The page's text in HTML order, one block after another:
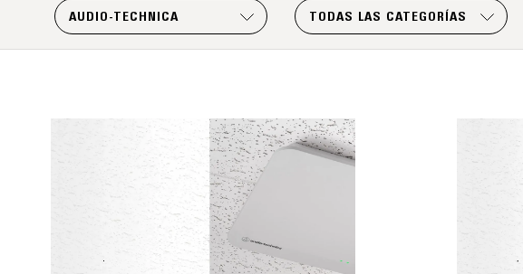
AUDIO-TECHNICA TODAS LAS CATEGORÍAS